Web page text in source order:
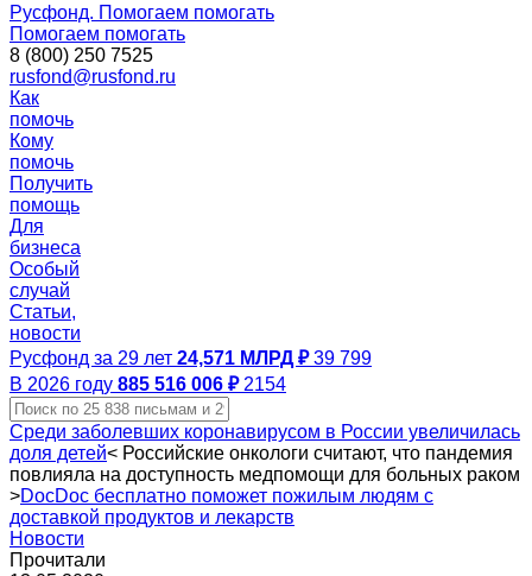
Русфонд. Помогаем помогать
Помогаем помогать
8 (800) 250 7525
rusfond@rusfond.ru
Как
помочь
Кому
помочь
Получить
помощь
Для
бизнеса
Особый
случай
Статьи,
новости
Русфонд за 29 лет 24,571 МЛРД ₽ 39 799
В 2026 году 885 516 006 ₽ 2154
Среди заболевших коронавирусом в России увеличилась
доля детей< Российские онкологи считают, что пандемия
повлияла на доступность медпомощи для больных раком
>DocDoc бесплатно поможет пожилым людям с
доставкой продуктов и лекарств
Новости
Прочитали